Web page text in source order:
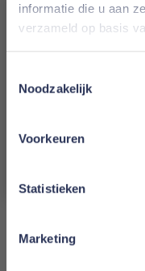
informatie die u aan
verzameld op basis
Noodzakelijk
Voorkeuren
Statistieken
Marketing
U plaatst een review over:
200 cm
Kleur
Grijs
90 x 200 cm
E-mail